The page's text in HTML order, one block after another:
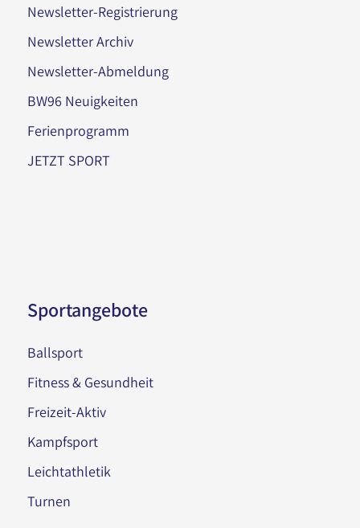
Newsletter-Registrierung
Newsletter Archiv
Newsletter-Abmeldung
BW96 Neuigkeiten
Ferienprogramm
JETZT SPORT
Sportangebote
Ballsport
Fitness & Gesundheit
Freizeit-Aktiv
Kampfsport
Leichtathletik
Turnen